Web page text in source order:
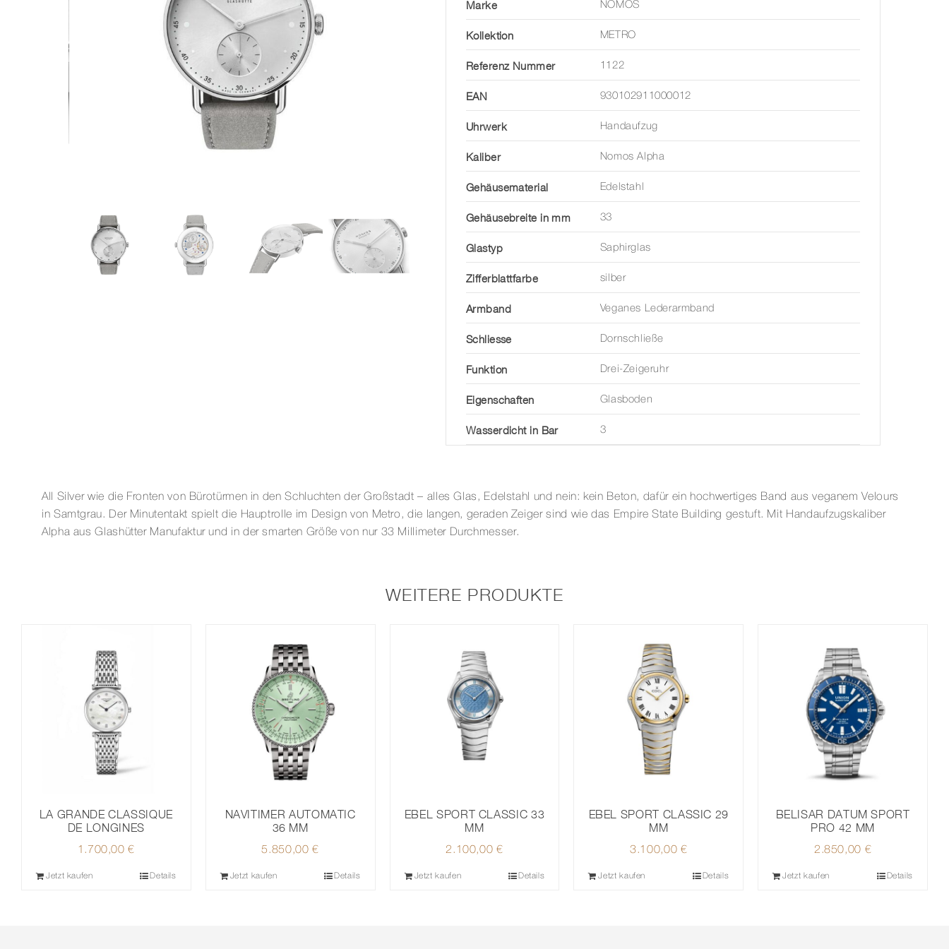
Marke NOMOS
Kollektion METRO
Referenz Nummer 1122
EAN 930102911000012
Uhrwerk Handaufzug
Kaliber Nomos Alpha
Gehäusematerial Edelstahl
Gehäusebreite in mm 33
Glastyp Saphirglas
Zifferblattfarbe silber
Armband Veganes Lederarmband
Schliesse Dornschließe
Funktion Drei-Zeigeruhr
Eigenschaften Glasboden
Wasserdicht in Bar 3
All Silver wie die Fronten von Bürotürmen in den Schluchten der Großstadt – alles Glas, Edelstahl und nein: kein Beton, dafür ein hochwertiges Band aus veganem Velours
in Samtgrau. Der Minutentakt spielt die Hauptrolle im Design von Metro, die langen, geraden Zeiger sind wie das Empire State Building gestuft. Mit Handaufzugskaliber
Alpha aus Glashütter Manufaktur und in der smarten Größe von nur 33 Millimeter Durchmesser.
WEITERE PRODUKTE
LA GRANDE CLASSIQUE
DE LONGINES
1.700,00€
Jetzt kaufen Details
NAVITIMER AUTOMATIC
36 MM
5.850,00€
Jetzt kaufen Details
EBEL SPORT CLASSIC 33
MM
2.100,00€
Jetzt kaufen Details
EBEL SPORT CLASSIC 29
MM
3.100,00 €
Jetzt kaufen Details
BELISAR DATUM SPORT
PRO 42 MM
2.850,00 €
Jetzt kaufen Details